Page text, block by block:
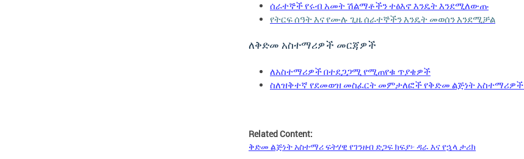
ሰራተኞችየሩብ አመት ሽልማቶችንተፅእኖ እንዴትእንደሚለውጡ
የትርፍሰዓትእናየሙሉ ጊዜሰራተኞችንእንዴት መወሰንእንደሚቻል
ለቅድመ አስተማሪዎች መርጃዎች
ለአስተማሪዎችበተደጋጋሚ የሚጠየቁ ጥያቄዎች
ስለዝቅተኛ የደመወዝ መስፈርት መምታለፎችየቅድመ ልጅነትአስተማሪዎች
Related Content:
ቅድመ ልጅነት አስተማሪ ፍትሃዊ የገንዘብ ድጋፍ ክፍያ፦ ዳራ እና የኋላ ታሪክ